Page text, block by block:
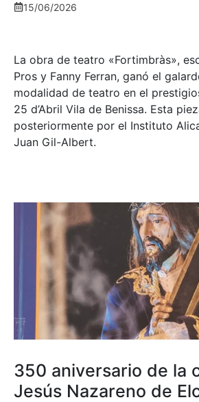
15/06/2026
La obra de teatro «Fortimbràs»,
Pros y Fanny Ferran, ganó el
modalidad de teatro en el
25 d’Abril Vila de Benissa. Esta
posteriormente por el Instituto
Juan Gil-Albert.
350 aniversario de la
Jesús Nazareno de